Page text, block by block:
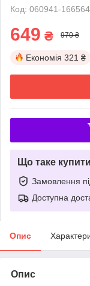
Код: 060941-166564
649 ₴ 970 ₴
Економія 321 ₴
Що таке
Замовлення
Доступна
Опис
Опис